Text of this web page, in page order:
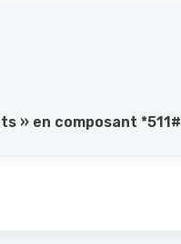
» en composant *511#